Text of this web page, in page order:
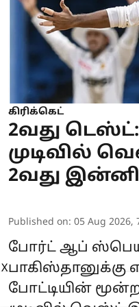
கிரிக்கெட்
2வது
முடிவில்
2வது
Published on: 05 Aug 2026,
போர்ட் ஆப்
பாகிஸ்தானுக்கு
போட்டியின்
X